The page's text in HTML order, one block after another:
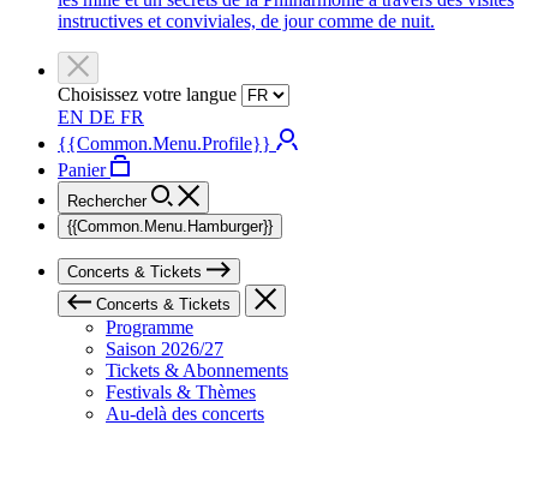
instructives et conviviales, de jour comme de nuit.
Choisissez votre langue
EN DE FR
{{Common.Menu.Profile}}
Panier
Rechercher
{{Common.Menu.Hamburger}}
Concerts & Tickets
Concerts & Tickets
Programme
Saison 2026/27
Tickets & Abonnements
Festivals & Thèmes
Au-delà des concerts